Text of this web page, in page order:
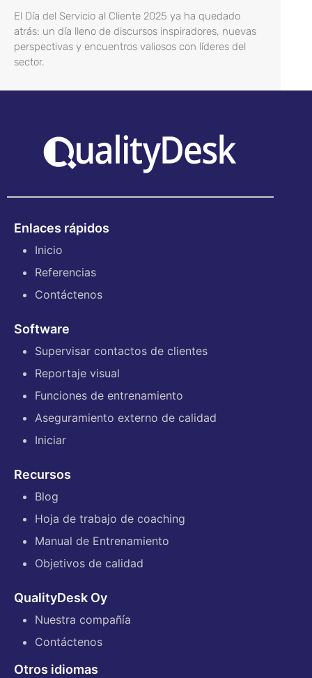
El Día del Servicio al Cliente 2025 ya ha quedado
atrás: un día lleno de discursos inspiradores, nuevas
perspectivas y encuentros valiosos con líderes del
sector.
Enlaces rápidos
Inicio
Referencias
Contáctenos
Software
Supervisar contactos de clientes
Reportaje visual
Funciones de entrenamiento
Aseguramiento externo de calidad
Iniciar
Recursos
Blog
Hoja de trabajo de coaching
Manual de Entrenamiento
Objetivos de calidad
QualityDesk Oy
Nuestra compañía
Contáctenos
Otros idiomas